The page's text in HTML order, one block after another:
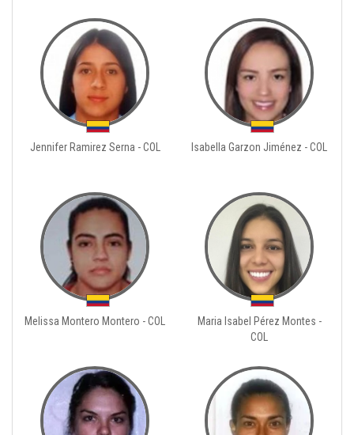
Jennifer Ramirez Serna - COL Isabella Garzon Jiménez - COL
Melissa Montero Montero - COL
Maria Isabel Pérez Montes -
COL